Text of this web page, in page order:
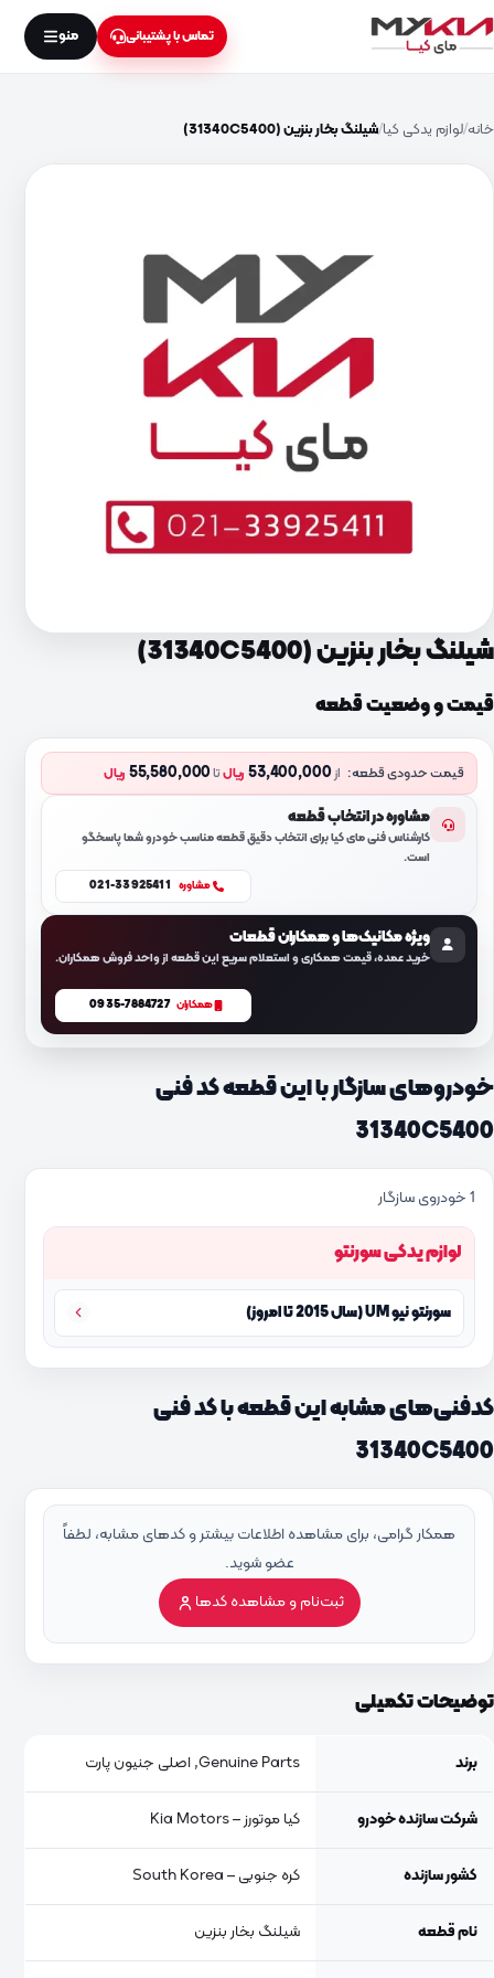
تماس با پشتیبانی منو
خانه لوازم یدکی کیا شیلنگ بخار بنزین (31340C5400)
شیلنگ بخار بنزین (31340C5400)
قیمت و وضعیت قطعه
قیمت حدودی قطعه: از53,400,000 ریالتا55,580,000 ریال
مشاوره در انتخاب قطعه
کارشناس فنی مای کیا برای انتخاب دقیق قطعه مناسب خودرو شما پاسخگو
است.
مشاوره 021-33925411
ویژه مکانیک‌ها و همکاران قطعات
خرید عمده، قیمت همکاری و استعلام سریع این قطعه از واحد فروش همکاران.
همکاران 0935-7884727
خودروهای سازگار با این قطعه کد فنی
31340C5400
1 خودروی سازگار
لوازم یدکی سورنتو
سورنتو نیو UM (سال 2015 تا امروز)
کدفنی‌های مشابه این قطعه با کد فنی
31340C5400
همکار گرامی، برای مشاهده اطلاعات بیشتر و کدهای مشابه، لطفاً
عضو شوید.
ثبت‌نام و مشاهده کدها
توضیحات تکمیلی
برند Genuine Parts, اصلی جنیون پارت
شرکت سازنده خودرو کیا موتورز – Kia Motors
کشور سازنده کره جنوبی – South Korea
نام قطعه شیلنگ بخار بنزین